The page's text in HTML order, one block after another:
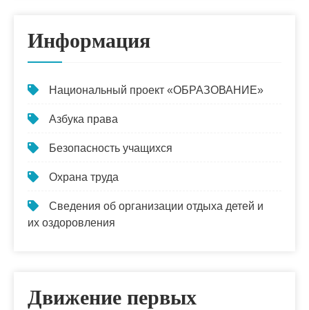
Информация
Национальный проект «ОБРАЗОВАНИЕ»
Азбука права
Безопасность учащихся
Охрана труда
Сведения об организации отдыха детей и
их оздоровления
Движение первых